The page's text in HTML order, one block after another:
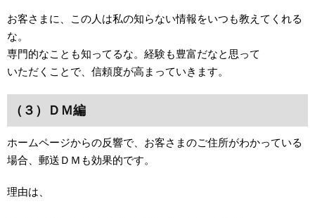
お客さまに、この人は私の知らない情報をいつも教えてくれる
な。
専門的なことも知ってるな。経験も豊富だなと思って
いただくことで、信頼度が高まっていきます。
（３）ＤＭ編
ホームページからの反響で、お客さまのご住所がわかっている
場合、郵送ＤＭも効果的です。
理由は、